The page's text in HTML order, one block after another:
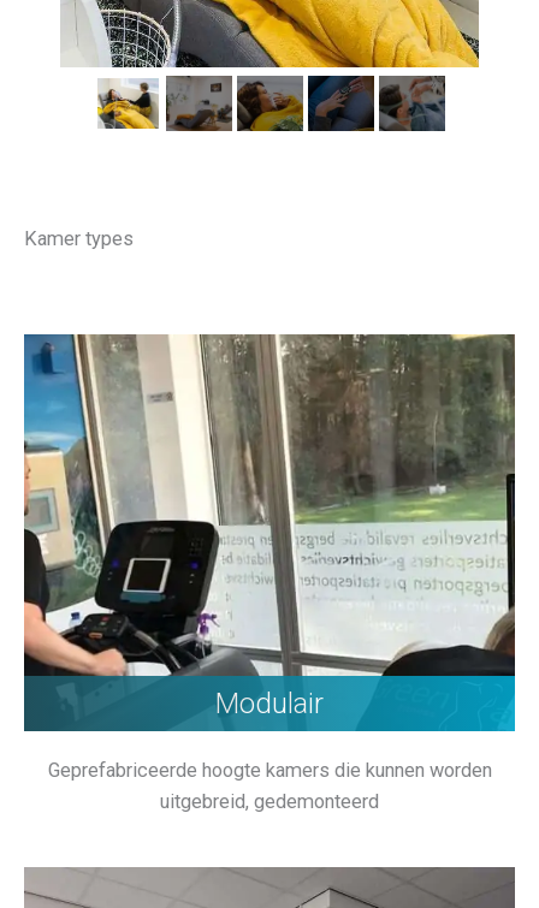
Kamer types
Modulair
Geprefabriceerde hoogte kamers die kunnen worden
uitgebreid, gedemonteerd